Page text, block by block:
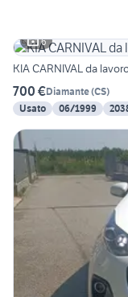
6
700 €Diamante(CS)
Usato
06/1999